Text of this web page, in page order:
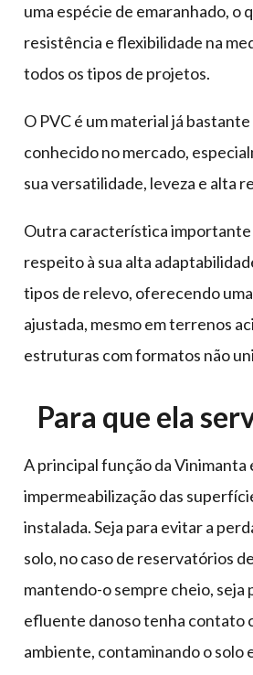
uma espécie de emaranhado, o
resistência e flexibilidade na
todos os tipos de projetos.
O PVC é um material já
conhecido no mercado,
sua versatilidade, leveza e alta
Outra característica importante
respeito à sua alta
tipos de relevo, oferecendo
ajustada, mesmo em terrenos
estruturas com formatos não
Para que ela
A principal função da Vinimanta
impermeabilização das
instalada. Seja para evitar a
solo, no caso de reservatórios
mantendo-o sempre cheio, seja
efluente danoso tenha contato
ambiente, contaminando o solo